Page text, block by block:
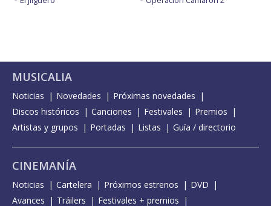
MUSICALIA
Noticias Novedades
Próximas novedades
Discos históricos
Canciones Festivales
Premios
Artistas y grupos
Portadas Listas Guía / directorio
CINEMANÍA
Noticias Cartelera Próximos estrenos
DVD
Avances
Tráilers Festivales + premios